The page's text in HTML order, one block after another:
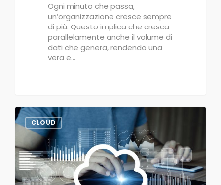
Ogni minuto che passa,
un’organizzazione cresce sempre
di più. Questo implica che cresca
parallelamente anche il volume di
dati che genera, rendendo una
vera e…
CLOUD